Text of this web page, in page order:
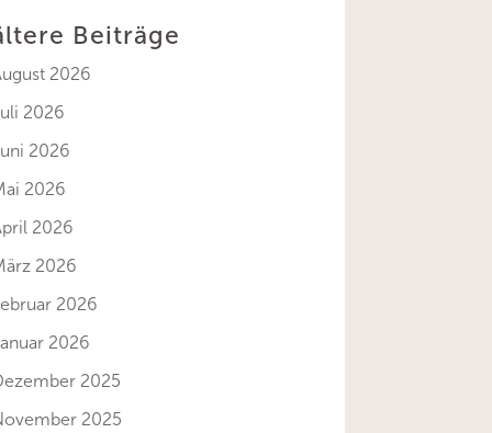
Beiträge
2026
2026
2026
2026
2026
2026
2026
2026
2025
2025